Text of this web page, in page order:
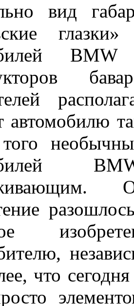
вид
автомобилю
что сегодня